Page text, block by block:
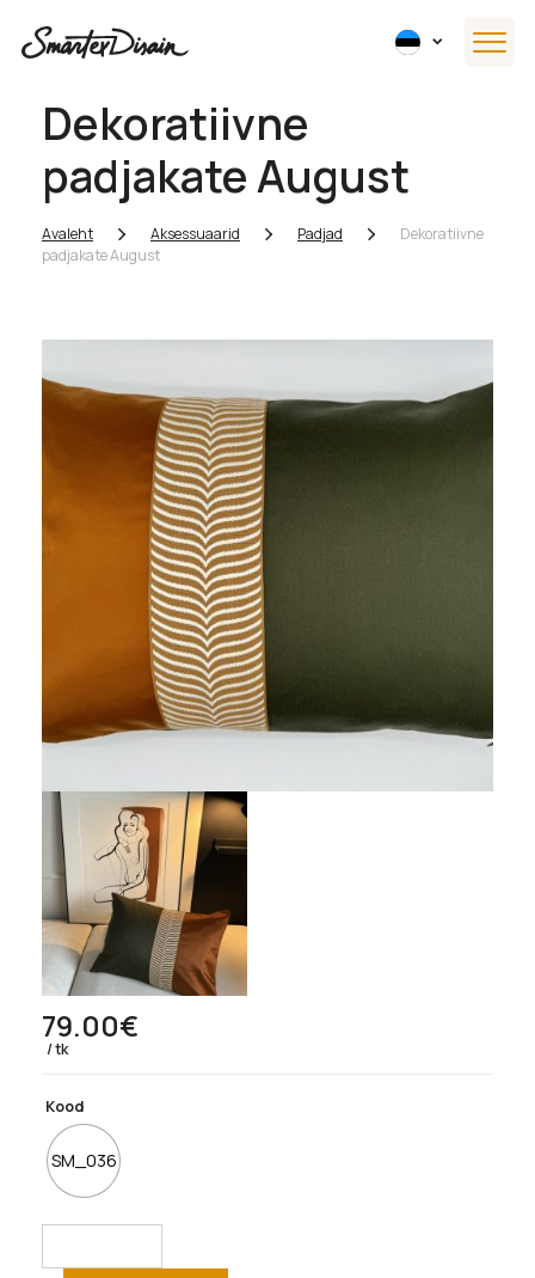
Dekoratiivne
padjakate August
Avaleht Aksessuaarid Padjad
Dekoratiivne
padjakate August
79.00€
tk
Kood
SM_036